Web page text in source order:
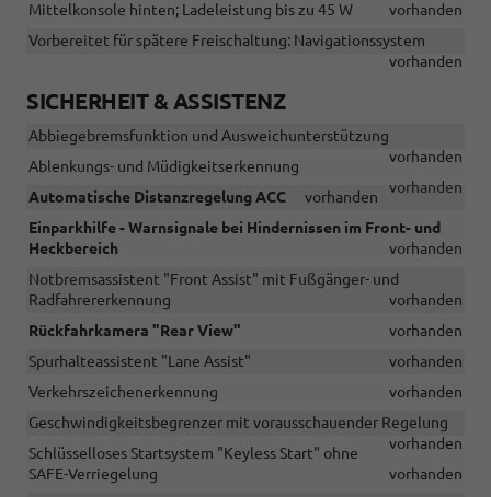
Mittelkonsole hinten; Ladeleistung bis zu 45 W
vorhanden
Vorbereitet für spätere Freischaltung: Navigationssystem
vorhanden
SICHERHEIT & ASSISTENZ
Abbiegebremsfunktion und Ausweichunterstützung
vorhanden
Ablenkungs- und Müdigkeitserkennung
vorhanden
Automatische Distanzregelung ACC
vorhanden
Einparkhilfe - Warnsignale bei Hindernissen im Front- und
Heckbereich
vorhanden
Notbremsassistent "Front Assist" mit Fußgänger- und
Radfahrererkennung
vorhanden
Rückfahrkamera "Rear View"
vorhanden
Spurhalteassistent "Lane Assist"
vorhanden
Verkehrszeichenerkennung
vorhanden
Geschwindigkeitsbegrenzer mit vorausschauender Regelung
vorhanden
Schlüsselloses Startsystem "Keyless Start" ohne
SAFE-Verriegelung
vorhanden